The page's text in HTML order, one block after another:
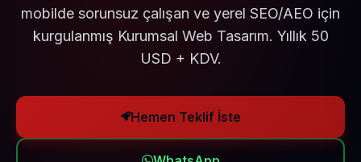
mobilde sorunsuz çalışan ve yerel SEO/AEO için
kurgulanmış Kurumsal Web Tasarım. Yıllık 50
USD + KDV.
Hemen Teklif İste